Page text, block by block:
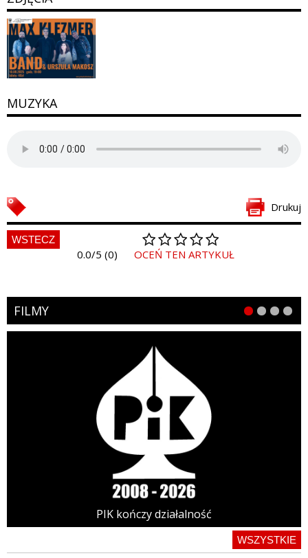
MUZYKA
Drukuj
WSTECZ
0.0/5 (0) OCEŃ TEN ARTYKUŁ
FILMY
PIK kończy działalność
WSZYSTKIE